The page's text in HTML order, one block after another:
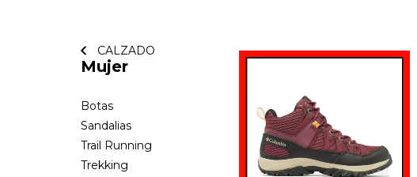
CALZADO
Mujer
Botas
Sandalias
Trail Running
Trekking